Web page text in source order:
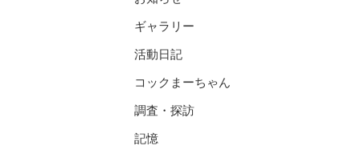
ギャラリー
活動日記
コックまーちゃん
調査・探訪
記憶